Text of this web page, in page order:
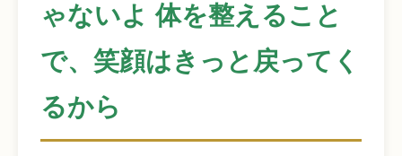
ゃないよ 体を整えること
で、笑顔はきっと戻ってく
るから